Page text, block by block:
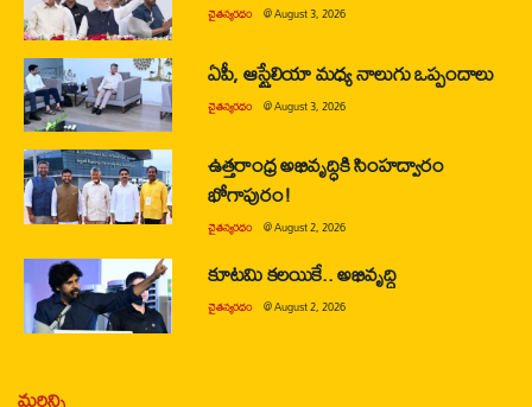
చైతన్యరధం @August 3, 2026
ఏపీ, ఆస్ట్రేలియా మధ్య నాలుగు ఒప్పందాలు
చైతన్యరధం @August 3, 2026
ఉత్తరాంధ్ర అభివృద్ధికి సింహద్వారం
భోగాపురం!
చైతన్యరధం @August 2, 2026
కూటమి కలయికే.. అభివృద్ధి
చైతన్యరధం @August 2, 2026
మరిన్ని